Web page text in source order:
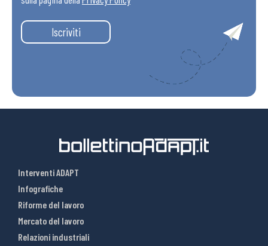
Iscriviti
Interventi ADAPT
Infografiche
Riforme del lavoro
Mercato del lavoro
Relazioni industriali